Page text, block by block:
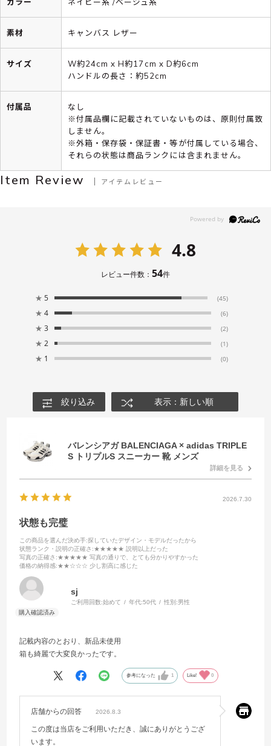
素材 キャンバス レザー
サイズ
W約24cm x H約17cm x D約6cm
ハンドルの長さ：約52cm
付属品
なし
※付属品欄に記載されていないものは、原則付属致
しません。
※外箱・保存袋・保証書・等が付属している場合、
それらの状態は商品ランクには含まれません。
Item Review アイテムレビュー
4.8
レビュー件数： 54件
★ 5 (45)
★ 4 (6)
★ 3 (2)
★ 2 (1)
★ 1 (0)
絞り込み 表示：新しい順
バレンシアガ BALENCIAGA × adidas TRIPLE
S トリプルS スニーカー 靴 メンズ
詳細を見る
2026.7.30
状態も完璧
この商品を選んだ決め手:探していたデザイン・モデルだったから
状態ランク・説明の正確さ :★★★★★ 説明以上だった
写真の正確さ :★★★★★ 写真の通りで、とても分かりやすかった
価格の納得感:★★☆☆☆ 少し割高に感じた
sj
ご利用回数:始めて 年代:50代 性別:男性
記載内容のとおり、新品未使用
箱も綺麗で大変良かったです。
参考になった 1 Like! 0
店舗からの回答 2026.8.3
この度は当店をご利用いただき、誠にありがとうござ
います。